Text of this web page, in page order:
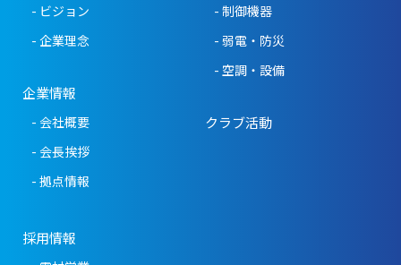
- ビジョン
- 企業理念
企業情報
- 会社概要
- 会長挨拶
- 拠点情報
- 制御機器
- 弱電・防災
- 空調・設備
クラブ活動
採用情報